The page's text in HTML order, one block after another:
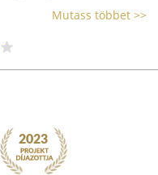
Mutass többet >>